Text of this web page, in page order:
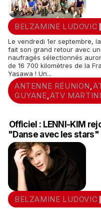
BELZAMINE LUDOVIC
Le vendredi 1er septembre,
fait son grand retour avec
naufragés sélectionnés
de 16 700 kilomètres de la
Yasawa ! Un...
ANTENNE RÉUNION ,
GUYANE ATV
Officiel : LENNI-KIM
"Danse avec les stars"
BELZAMINE LUDOVIC